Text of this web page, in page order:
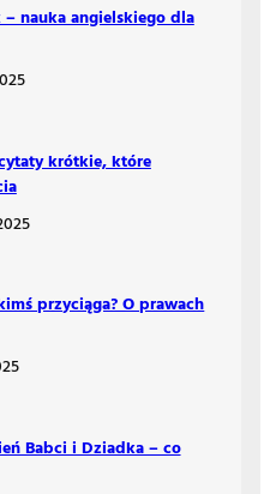
nauka angielskiego dla
krótkie, które
przyciąga? O prawach
Babci i Dziadka – co